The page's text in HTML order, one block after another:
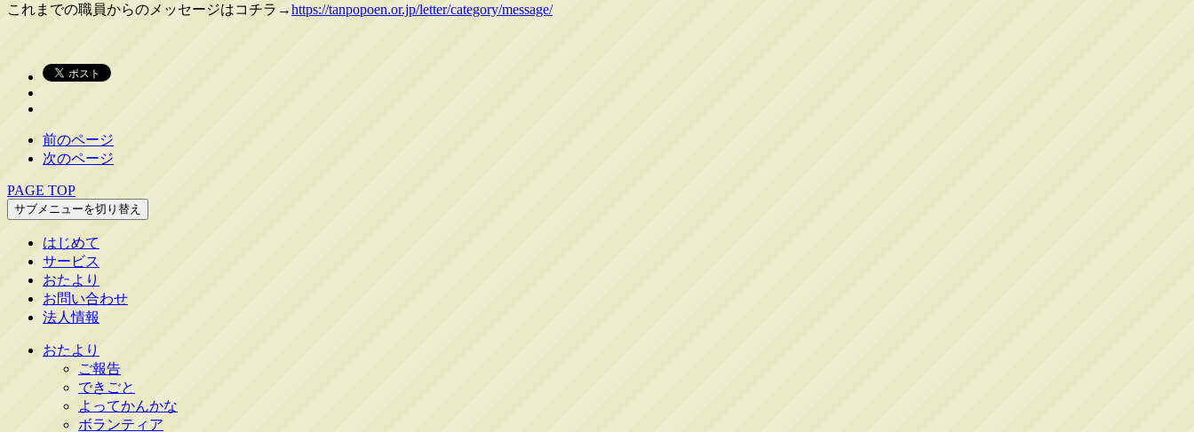
これまでの職員からのメッセージはコチラ→https://tanpopoen.or.jp/letter/category/message/
前のページ
次のページ
PAGE TOP
サブメニューを切り替え
はじめて
サービス
おたより
お問い合わせ
法人情報
おたより
ご報告
できごと
よってかんかな
ボランティア